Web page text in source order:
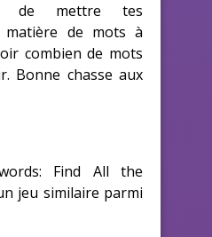
de mettre tes
matière de mots à
combien de mots
Bonne chasse aux
Find All the
jeu similaire parmi